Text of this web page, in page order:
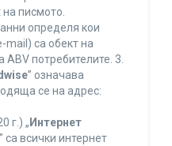
писмото.
определя кои
са обект на
ABV потребителите. 3.
” означава
се на адрес:
г.) „ Интернет
” са всички интернет